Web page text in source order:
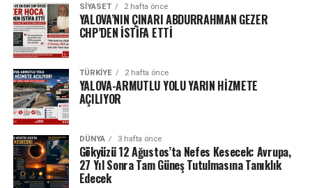
SIYASET 2 hafta önce
YALOVA’NIN ÇINARI ABDURRAHMAN GEZER
CHP’DEN İSTİFA ETTİ
TÜRKIYE 2 hafta önce
YALOVA-ARMUTLU YOLU YARIN HİZMETE
AÇILIYOR
DÜNYA 3 hafta önce
Gökyüzü 12 Ağustos’ta Nefes Kesecek: Avrupa,
27 Yıl Sonra Tam Güneş Tutulmasına Tanıklık
Edecek